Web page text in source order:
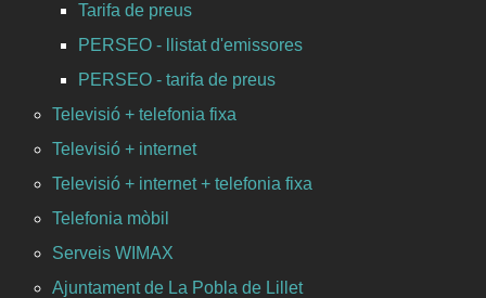
Tarifa de preus
PERSEO - llistat d'emissores
PERSEO - tarifa de preus
Televisió + telefonia fixa
Televisió + internet
Televisió + internet + telefonia fixa
Telefonia mòbil
Serveis WIMAX
Ajuntament de La Pobla de Lillet